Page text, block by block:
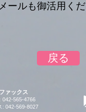
ールも御活用くだ
戻る
ァックス
042-565-4766
: 042-569-8027